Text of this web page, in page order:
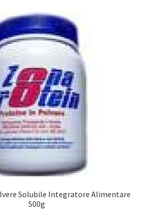
Solubile Integratore Alimentare
500g